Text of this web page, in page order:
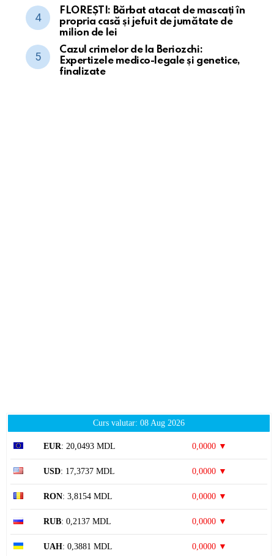
FLOREȘTI: Bărbat atacat de mascați în
propria casă și jefuit de jumătate de
milion de lei
Cazul crimelor de la Beriozchi:
Expertizele medico-legale și genetice,
finalizate
Curs valutar: 08 Aug 2026
EUR: 20,0493 MDL 0,0000 ▼
USD: 17,3737 MDL 0,0000 ▼
RON: 3,8154 MDL 0,0000 ▼
RUB: 0,2137 MDL 0,0000 ▼
UAH: 0,3881 MDL 0,0000 ▼